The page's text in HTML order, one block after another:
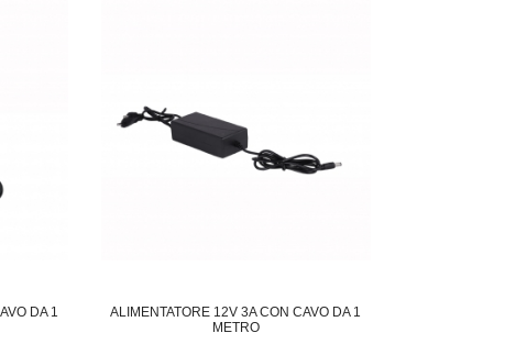
DA 1
ALIMENTATORE 12V 3A CON CAVO DA 1
METRO